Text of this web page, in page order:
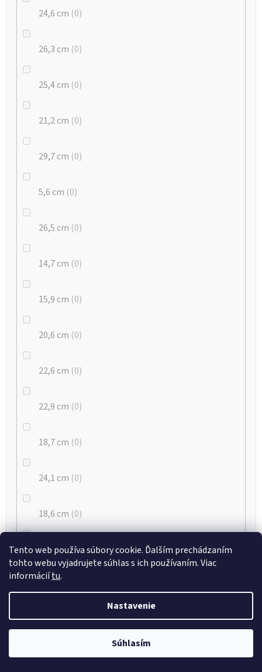
Tento web používa súbory cookie. Ďalším prechádzaním
tohto webu vyjadrujete súhlas s ich používaním. Viac
informáciítu.
Nastavenie
Súhlasím
24,6 cm 0
26,3 cm 0
25,4 cm 0
21,2 cm 0
29,7 cm 0
5,6 cm 0
26,5 cm 0
14,7 cm 0
15,9 cm 0
20,6 cm 0
22,6 cm 0
22,9 cm 0
18,7 cm 0
24,1 cm 0
18,6 cm 0
21,7 0
21,1 cm 0
19,8 cm 0